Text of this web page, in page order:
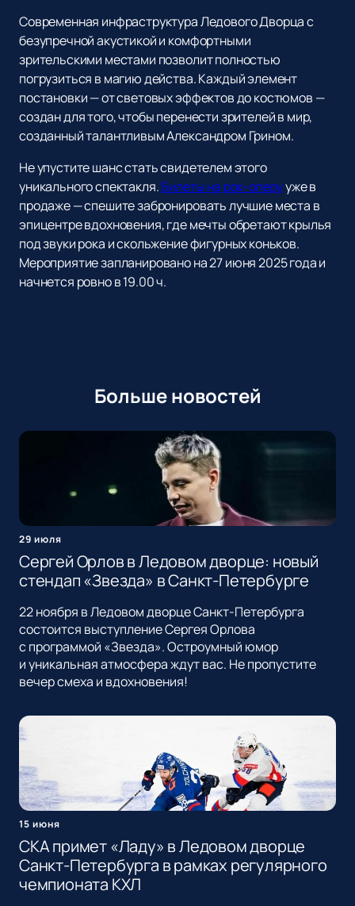
Современная инфраструктура Ледового Дворца с
безупречной акустикой и комфортными
зрительскими местами позволит полностью
погрузиться в магию действа. Каждый элемент
постановки — от световых эффектов до костюмов —
создан для того, чтобы перенести зрителей в мир,
созданный талантливым Александром Грином.
Не упустите шанс стать свидетелем этого
уникального спектакля.Билеты на рок-оперууже в
продаже — спешите забронировать лучшие места в
эпицентре вдохновения, где мечты обретают крылья
под звуки рока и скольжение фигурных коньков.
Мероприятие запланировано на 27 июня 2025 года и
начнется ровно в 19.00 ч.
Больше новостей
29 июля
Сергей Орлов в Ледовом дворце: новый
стендап «Звезда» в Санкт-Петербурге
22 ноября в Ледовом дворце Санкт-Петербурга
состоится выступление Сергея Орлова
с программой «Звезда». Остроумный юмор
и уникальная атмосфера ждут вас. Не пропустите
вечер смеха и вдохновения!
15 июня
СКА примет «Ладу» в Ледовом дворце
Санкт-Петербурга в рамках регулярного
чемпионата КХЛ